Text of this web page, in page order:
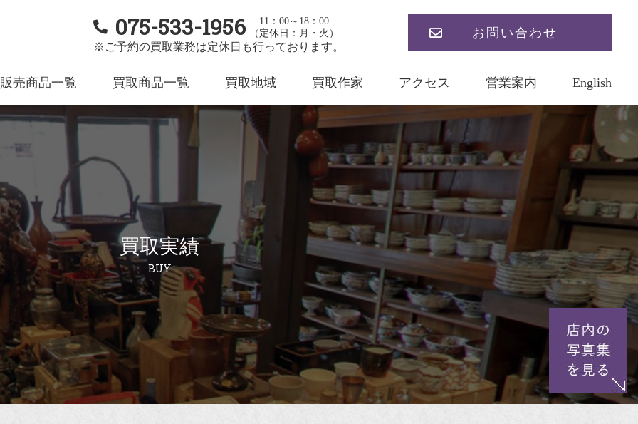
075-533-1956
11：00～18：00
（定休日：月・火）
※ご予約の買取業務は定休日も行っております。
お問い合わせ
販売商品一覧 買取商品一覧 買取地域 買取作家 アクセス 営業案内 English
買取実績
BUY